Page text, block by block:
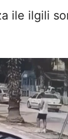
ile ilgili